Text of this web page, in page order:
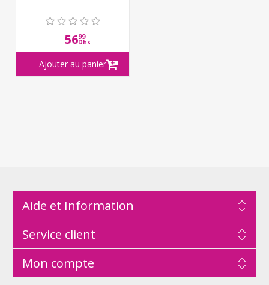
5699
Dhs
Aide et Information
Service client
Mon compte